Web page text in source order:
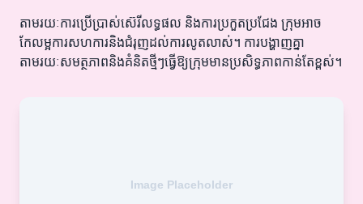
តាមរយៈការប្រើប្រាស់ស៊េរីលទ្ធផល និងការប្រកួតប្រជែង ក្រុមអាច
កែលម្អការសហការនិងជំរុញដល់ការលូតលាស់។ ការបង្ហាញគ្នា
តាមរយៈសមត្ថភាពនិងគំនិតថ្មីៗធ្វើឱ្យក្រុមមានប្រសិទ្ធភាពកាន់តែខ្ពស់។